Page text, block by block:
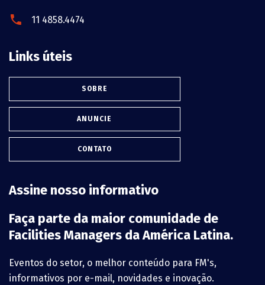
11 4858.4474
Links úteis
SOBRE
ANUNCIE
CONTATO
Assine nosso informativo
Faça parte da maior comunidade de
Facilities Managers da América Latina.
Eventos do setor, o melhor conteúdo para FM's,
informativos por e-mail, novidades e inovação.